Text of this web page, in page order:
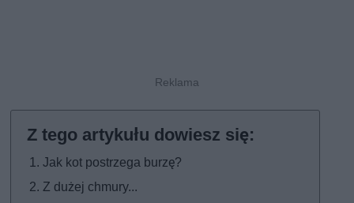
Jak kot postrzega burzę?
Z dużej chmury...